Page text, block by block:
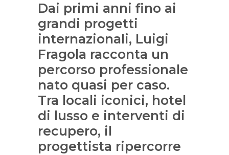
Dai primi anni fino ai
grandi progetti
internazionali, Luigi
Fragola racconta un
percorso professionale
nato quasi per caso.
Tra locali iconici, hotel
di lusso e interventi di
recupero, il
progettista ripercorre